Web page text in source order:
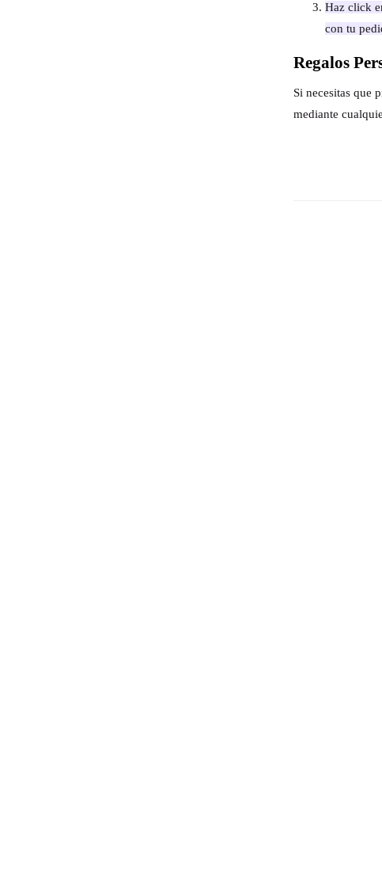
Haz click
con tu
Regalos
Si necesitas que
mediante